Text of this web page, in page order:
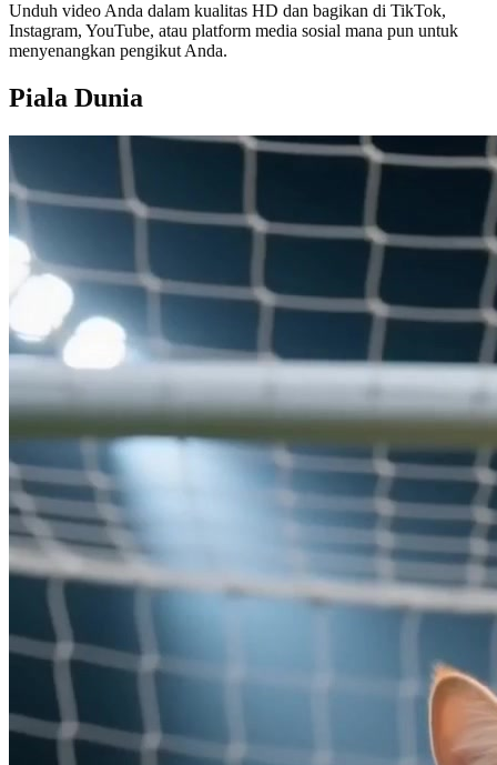
Unduh video Anda dalam kualitas HD dan bagikan di TikTok,
Instagram, YouTube, atau platform media sosial mana pun untuk
menyenangkan pengikut Anda.
Piala Dunia